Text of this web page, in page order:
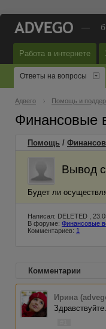
—
Работа в интернете
Ответы на вопросы
Адвего Помощь и
Финансовые
Помощь /
Вывод
Будет ли
Написал: DELETED ,
В форуме: Финансовые
Комментариев: 1
Комментарии
Ирина